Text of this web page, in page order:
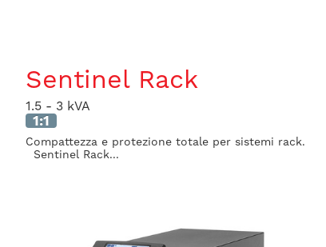
Sentinel Rack
1.5 - 3 kVA
1:1
Compattezza e protezione totale per sistemi rack.
Sentinel Rack...